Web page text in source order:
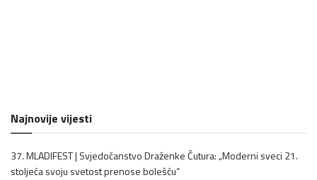
Najnovije vijesti
37. MLADIFEST | Svjedočanstvo Draženke Čutura: „Moderni sveci 21.
stoljeća svoju svetost prenose bolešću“